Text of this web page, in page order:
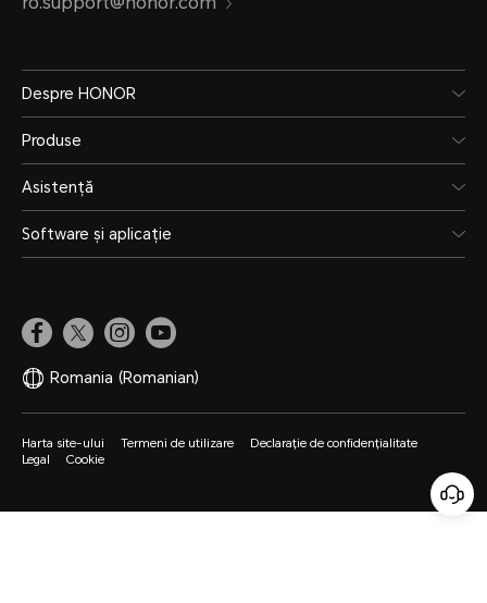
Despre HONOR
Produse
Asistență
Software și aplicație
Romania (Romanian)
Harta site-ului Termeni de utilizare
Declarație de confidențialitate
Legal
Cookie